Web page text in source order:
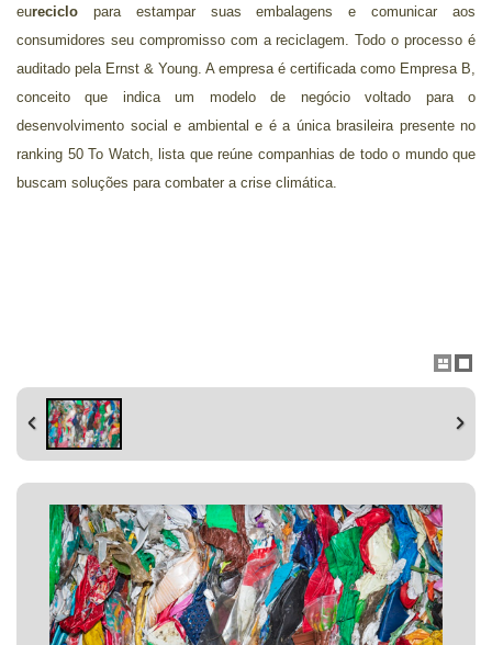
eureciclo para estampar suas embalagens e comunicar aos
consumidores seu compromisso com a reciclagem. Todo o processo é
auditado pela Ernst & Young. A empresa é certificada como Empresa B,
conceito que indica um modelo de negócio voltado para o
desenvolvimento social e ambiental e é a única brasileira presente no
ranking 50 To Watch, lista que reúne companhias de todo o mundo que
buscam soluções para combater a crise climática.